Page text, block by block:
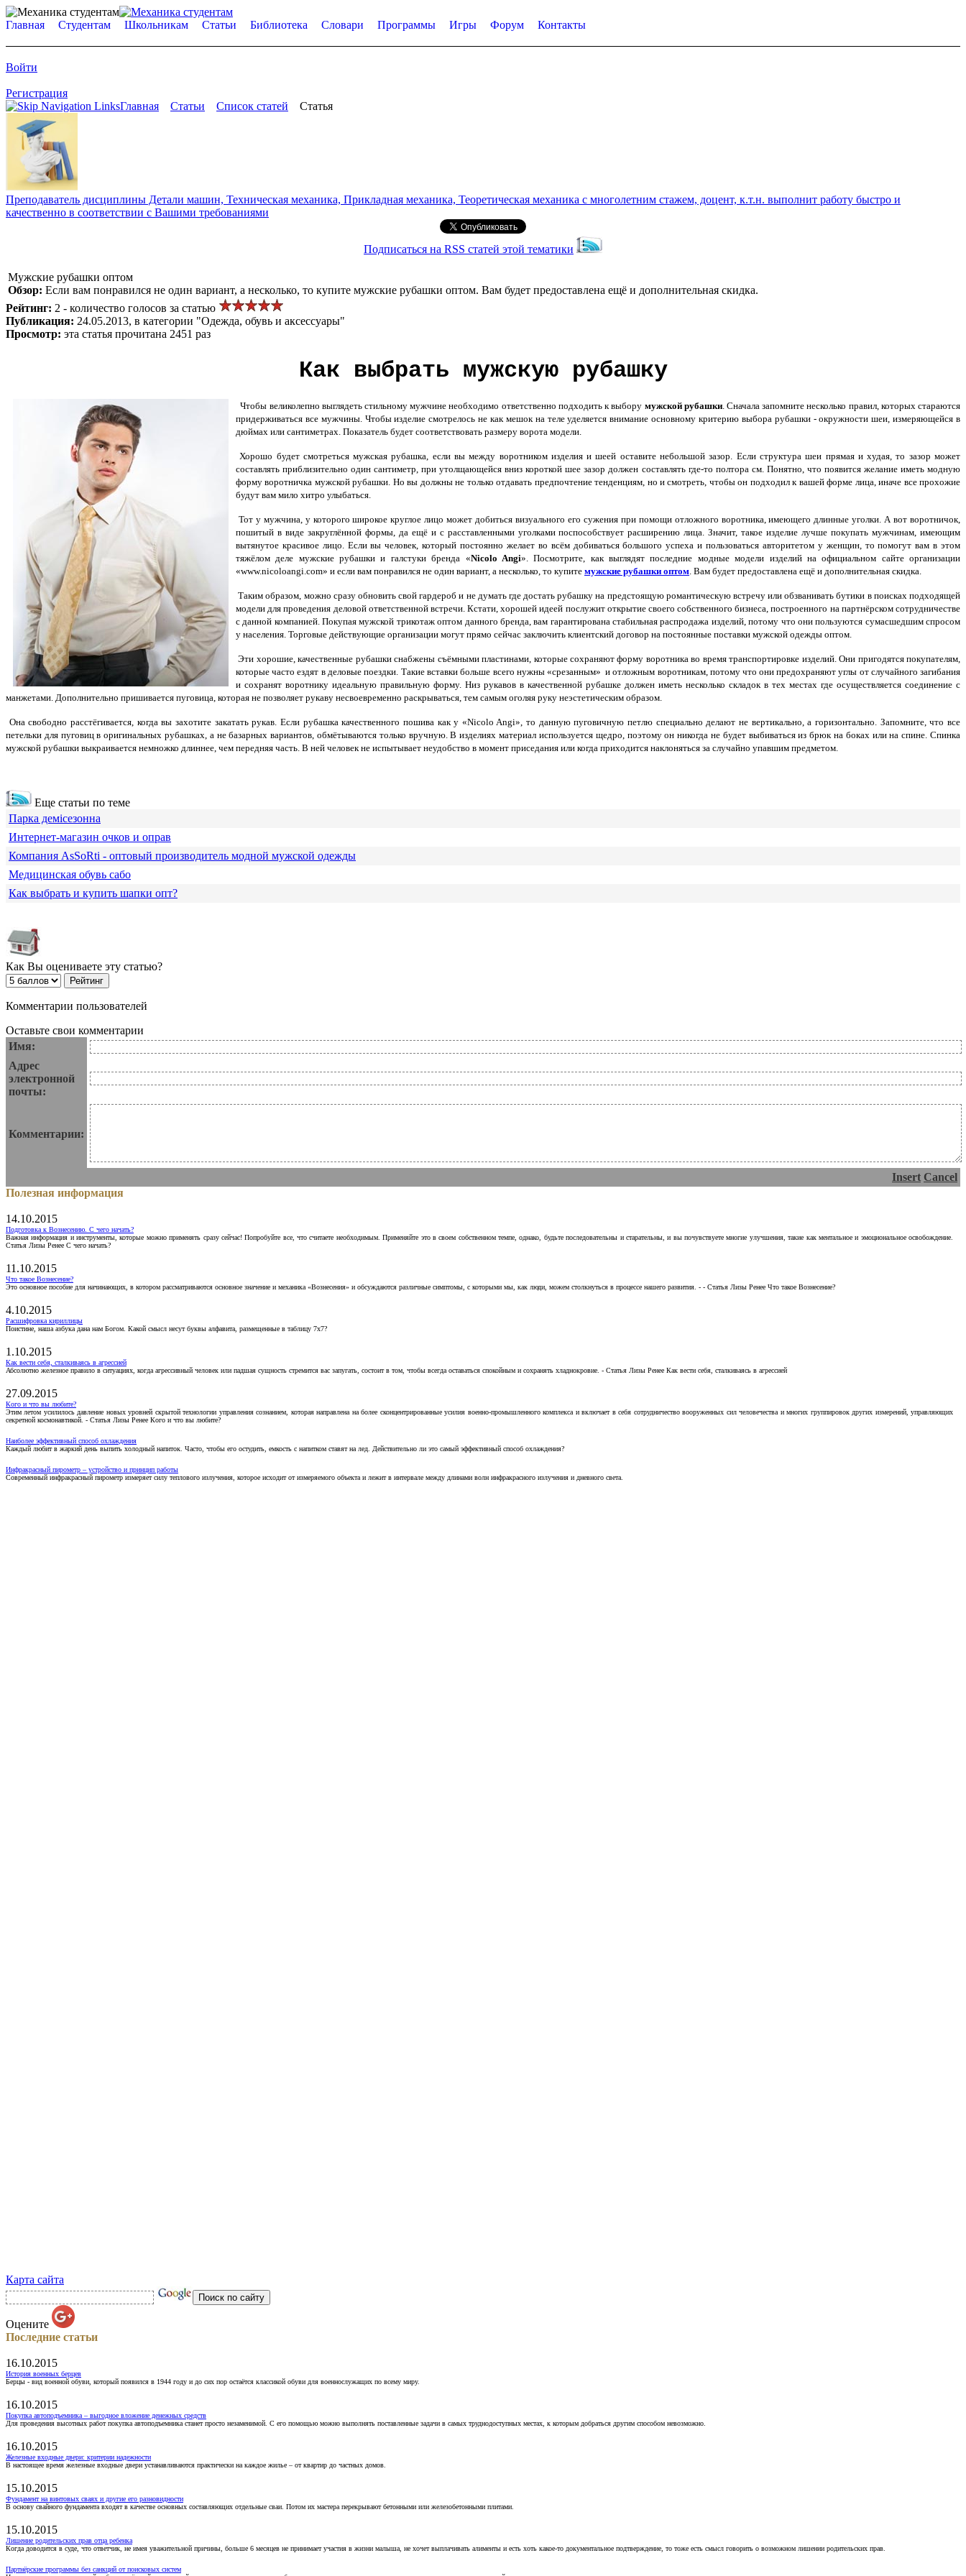
Главная Студентам Школьникам Статьи Библиотека Словари Программы Игры Форум Контакты
Войти
Регистрация
Главная
Статьи Список статей Статья
Преподаватель дисциплины Детали машин, Техническая механика, Прикладная механика, Теоретическая механика с многолетним стажем, доцент, к.т.н. выполнит работу быстро и
качественно в соответствии с Вашими требованиями
Подписаться на RSS статей этой тематики
Мужские рубашки оптом
Обзор: Если вам понравился не один вариант, а несколько, то купите мужские рубашки оптом. Вам будет предоставлена ещё и дополнительная скидка.
Рейтинг: 2 - количество голосов за статью
Публикация: 24.05.2013, в категории "Одежда, обувь и аксессуары"
Просмотр: эта статья прочитана 2451 раз
Как выбрать мужскую рубашку
Чтобы великолепно выглядеть стильному мужчине необходимо ответственно подходить к выбору мужской рубашки. Сначала запомните несколько правил, которых стараются
придерживаться все мужчины. Чтобы изделие смотрелось не как мешок на теле уделяется внимание основному критерию выбора рубашки - окружности шеи, измеряющейся в
дюймах или сантиметрах. Показатель будет соответствовать размеру ворота модели.
Хорошо будет смотреться мужская рубашка, если вы между воротником изделия и шеей оставите небольшой зазор. Если структура шеи прямая и худая, то зазор может
составлять приблизительно один сантиметр, при утолщающейся вниз короткой шее зазор должен составлять где-то полтора см. Понятно, что появится желание иметь модную
форму воротничка мужской рубашки. Но вы должны не только отдавать предпочтение тенденциям, но и смотреть, чтобы он подходил к вашей форме лица, иначе все прохожие
будут вам мило хитро улыбаться.
Тот у мужчина, у которого широкое круглое лицо может добиться визуального его сужения при помощи отложного воротника, имеющего длинные уголки. А вот воротничок,
пошитый в виде закруглённой формы, да ещё и с расставленными уголками поспособствует расширению лица. Значит, такое изделие лучше покупать мужчинам, имеющим
вытянутое красивое лицо. Если вы человек, который постоянно желает во всём добиваться большого успеха и пользоваться авторитетом у женщин, то помогут вам в этом
тяжёлом деле мужские рубашки и галстуки бренда «Nicolo Angi». Посмотрите, как выглядят последние модные модели изделий на официальном сайте организации
«www.nicoloangi.com» и если вам понравился не один вариант, а несколько, то купите мужские рубашки оптом. Вам будет предоставлена ещё и дополнительная скидка.
Таким образом, можно сразу обновить свой гардероб и не думать где достать рубашку на предстоящую романтическую встречу или обзванивать бутики в поисках подходящей
модели для проведения деловой ответственной встречи. Кстати, хорошей идеей послужит открытие своего собственного бизнеса, построенного на партнёрском сотрудничестве
с данной компанией. Покупая мужской трикотаж оптом данного бренда, вам гарантирована стабильная распродажа изделий, потому что они пользуются сумасшедшим спросом
у населения. Торговые действующие организации могут прямо сейчас заключить клиентский договор на постоянные поставки мужской одежды оптом.
Эти хорошие, качественные рубашки снабжены съёмными пластинами, которые сохраняют форму воротника во время транспортировке изделий. Они пригодятся покупателям,
которые часто ездят в деловые поездки. Такие вставки больше всего нужны «срезанным» и отложным воротникам, потому что они предохраняют углы от случайного загибания
и сохранят воротнику идеальную правильную форму. Низ рукавов в качественной рубашке должен иметь несколько складок в тех местах где осуществляется соединение с
манжетами. Дополнительно пришивается пуговица, которая не позволяет рукаву несвоевременно раскрываться, тем самым оголяя руку неэстетическим образом.
Она свободно расстёгивается, когда вы захотите закатать рукав. Если рубашка качественного пошива как у «Nicolo Angi», то данную пуговичную петлю специально делают не вертикально, а горизонтально. Запомните, что все
петельки для пуговиц в оригинальных рубашках, а не базарных вариантов, обмётываются только вручную. В изделиях материал используется щедро, поэтому он никогда не будет выбиваться из брюк на боках или на спине. Спинка
мужской рубашки выкраивается немножко длиннее, чем передняя часть. В ней человек не испытывает неудобство в момент приседания или когда приходится наклоняться за случайно упавшим предметом.
Еще статьи по теме
Парка демісезонна
Интернет-магазин очков и оправ
Компания АsSoRti - оптовый производитель модной мужской одежды
Медицинская обувь сабо
Как выбрать и купить шапки опт?
Как Вы оцениваете эту статью?
Комментарии пользователей
Оставьте свои комментарии
Имя:
Адрес
электронной
почты:
Комментарии:
Insert Cancel
Полезная информация
14.10.2015
Подготовка к Вознесению. С чего начать?
Важная информация и инструменты, которые можно применять сразу сейчас! Попробуйте все, что считаете необходимым. Применяйте это в своем собственном темпе, однако, будьте последовательны и старательны, и вы почувствуете многие улучшения, такие как ментальное и эмоциональное освобождение.
Статья Лизы Ренее С чего начать?
11.10.2015
Что такое Вознесение?
Это основное пособие для начинающих, в котором рассматриваются основное значение и механика «Вознесения» и обсуждаются различные симптомы, с которыми мы, как люди, можем столкнуться в процессе нашего развития. - - Статья Лизы Ренее Что такое Вознесение?
4.10.2015
Расшифровка кириллицы
Поистине, наша азбука дана нам Богом. Какой смысл несут буквы алфавита, размещенные в таблицу 7х7?
1.10.2015
Как вести себя, сталкиваясь в агрессией
Абсолютно железное правило в ситуациях, когда агрессивный человек или падшая сущность стремится вас запугать, состоит в том, чтобы всегда оставаться спокойным и сохранять хладнокровие. - Статья Лизы Ренее Как вести себя, сталкиваясь в агрессией
27.09.2015
Кого и что вы любите?
Этим летом усилилось давление новых уровней скрытой технологии управления сознанием, которая направлена на более сконцентрированные усилия военно-промышленного комплекса и включает в себя сотрудничество вооруженных сил человечества и многих группировок других измерений, управляющих
секретной космонавтикой. - Статья Лизы Ренее Кого и что вы любите?
Наиболее эффективный способ охлаждения
Каждый любит в жаркий день выпить холодный напиток. Часто, чтобы его остудить, емкость с напитком ставят на лед. Действительно ли это самый эффективный способ охлаждения?
Инфракрасный пирометр – устройство и принцип работы
Современный инфракрасный пирометр измеряет силу теплового излучения, которое исходит от измеряемого объекта и лежит в интервале между длинами волн инфракрасного излучения и дневного света.
Карта сайта
Оцените
Последние статьи
16.10.2015
История военных берцев
Берцы - вид военной обуви, который появился в 1944 году и до сих пор остаётся классикой обуви для военнослужащих по всему миру.
16.10.2015
Покупка автоподъемника – выгодное вложение денежных средств
Для проведения высотных работ покупка автоподъемника станет просто незаменимой. С его помощью можно выполнять поставленные задачи в самых труднодоступных местах, к которым добраться другим способом невозможно.
16.10.2015
Железные входные двери: критерии надежности
В настоящее время железные входные двери устанавливаются практически на каждое жилье – от квартир до частных домов.
15.10.2015
Фундамент на винтовых сваях и другие его разновидности
В основу свайного фундамента входят в качестве основных составляющих отдельные сваи. Потом их мастера перекрывают бетонными или железобетонными плитами.
15.10.2015
Лишение родительских прав отца ребенка
Когда доводится в суде, что ответчик, не имея уважительной причины, больше 6 месяцев не принимает участия в жизни малыша, не хочет выплачивать алименты и есть хоть какое-то документальное подтверждение, то тоже есть смысл говорить о возможном лишении родительских прав.
Партнёрские программы без санкций от поисковых систем